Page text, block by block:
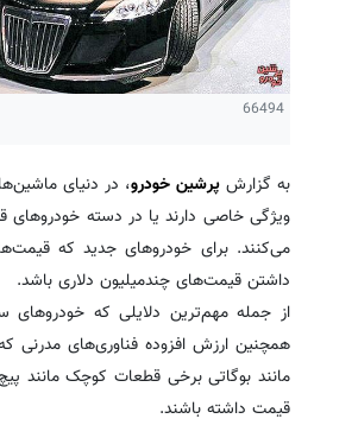
66494
به گزارشپرشین خودرو، در دنیای
ویژگی خاصی دارند یا در دسته خودروهای
می‌کنند. برای خودروهای جدید که
داشتن قیمت‌های چندمیلیون دلاری باشد.
از جمله مهم‌ترین دلایلی که خودروهای
همچنین ارزش افزوده فناوری‌های مدرنی
مانند بوگاتی برخی قطعات کوچک مانند
قیمت داشته باشند.